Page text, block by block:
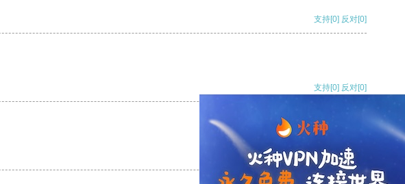
支持[0] 反对[0]
支持[0] 反对[0]
支持[0] 反对